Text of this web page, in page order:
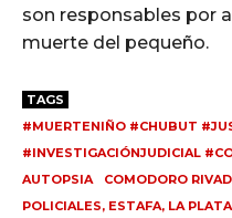
son responsables por
muerte del pequeño.
TAGS
#MUERTENIÑO #CHUBUT
#INVESTIGACIÓNJUDICIAL
AUTOPSIA
COMODORO
POLICIALES, ESTAFA, LA